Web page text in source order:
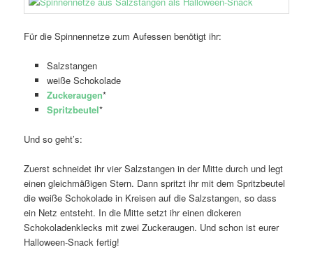
Für die Spinnennetze zum Aufessen benötigt ihr:
Salzstangen
weiße Schokolade
Zuckeraugen*
Spritzbeutel*
Und so geht’s:
Zuerst schneidet ihr vier Salzstangen in der Mitte durch und legt
einen gleichmäßigen Stern. Dann spritzt ihr mit dem Spritzbeutel
die weiße Schokolade in Kreisen auf die Salzstangen, so dass
ein Netz entsteht. In die Mitte setzt ihr einen dickeren
Schokoladenklecks mit zwei Zuckeraugen. Und schon ist eurer
Halloween-Snack fertig!